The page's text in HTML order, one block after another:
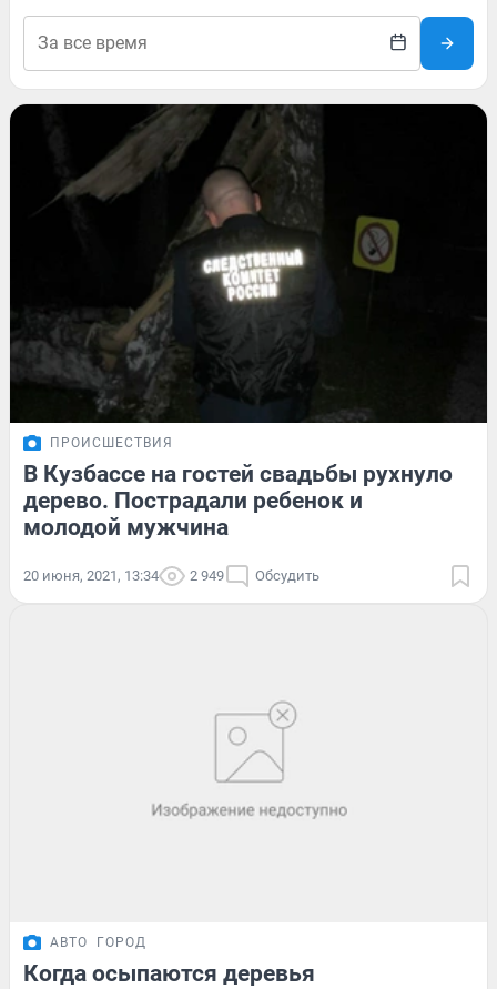
ПРОИСШЕСТВИЯ
В Кузбассе на гостей свадьбы рухнуло
дерево. Пострадали ребенок и
молодой мужчина
20 июня, 2021, 13:34 2 949 Обсудить
АВТО ГОРОД
Когда осыпаются деревья